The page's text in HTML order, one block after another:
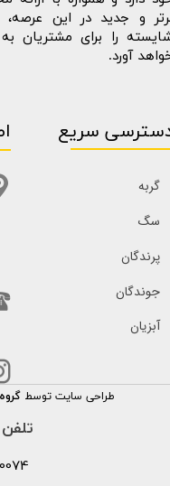
و جدید در این عرصه،
را برای مشتریان
آورد.
سریع
گربه
سگ
پرندگان
جوندگان
آبزیان
طراحی سایت توسط